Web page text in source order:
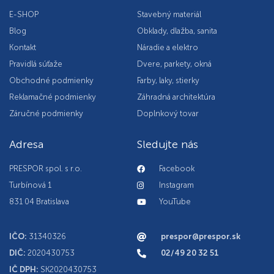
E-SHOP
Blog
Kontakt
Pravidlá súťaže
Obchodné podmienky
Reklamačné podmienky
Záručné podmienky
Stavebný materiál
Obklady, dlažba, sanita
Náradie a elektro
Dvere, parkety, okná
Farby, laky, stierky
Záhradná architektúra
Doplnkový tovar
Adresa
PRESPOR spol. s r.o.
Turbínová 1
831 04 Bratislava
IČO: 31340326
DIČ: 2020430753
IČ DPH: SK2020430753
Sledujte nás
Facebook
Instagram
YouTube
prespor@prespor.sk
02/49 20 32 51